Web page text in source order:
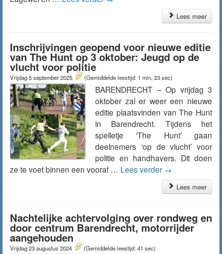
Lees meer
Inschrijvingen geopend voor nieuwe editie
van The Hunt op 3 oktober: Jeugd op de
vlucht voor politie
Vrijdag 5 september 2025 (Gemiddelde leestijd: 1 min, 23 sec)
BARENDRECHT – Op vrijdag 3
oktober zal er weer een nieuwe
editie plaatsvinden van The Hunt
in Barendrecht. Tijdens het
spelletje ‘The Hunt’ gaan
deelnemers ‘op de vlucht’ voor
politie en handhavers. Dit doen
ze te voet binnen een vooraf … Lees verder →
Lees meer
Nachtelijke achtervolging over rondweg en
door centrum Barendrecht, motorrijder
aangehouden
Vrijdag 23 augustus 2024 (Gemiddelde leestijd: 41 sec)